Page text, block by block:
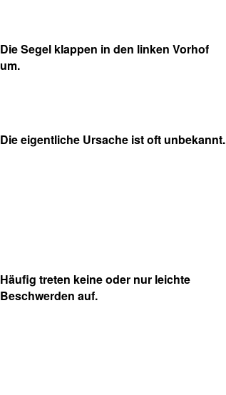
Die Segel klappen in den linken Vorhof
um.
Die eigentliche Ursache ist oft unbekannt.
Häufig treten keine oder nur leichte
Beschwerden auf.